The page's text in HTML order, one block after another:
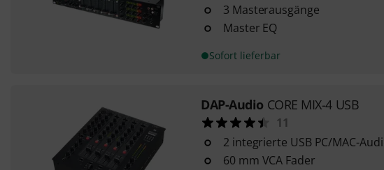
3 Masterausgänge
Master EQ
Sofort lieferbar
DAP-Audio CORE MIX-4 USB
11
2 integrierte USB PC/MAC-
60 mm VCA Fader